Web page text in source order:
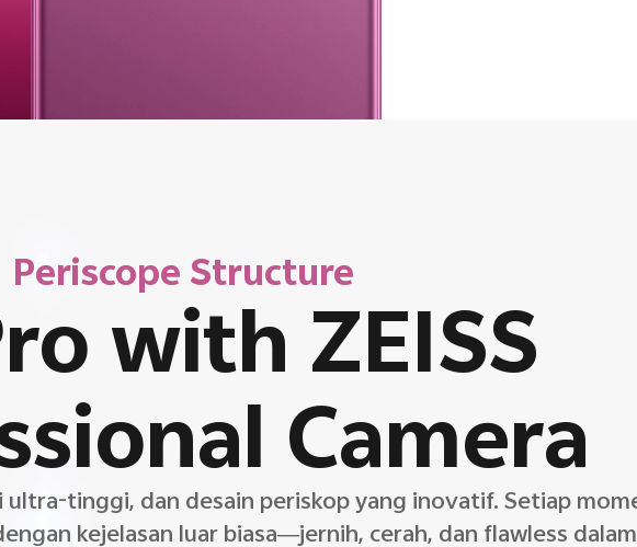
Periscope Structure
with ZEISS
Camera
ultra-tinggi, dan desain periskop yang inovatif. Setiap
kejelasan luar biasa—jernih, cerah, dan flawless